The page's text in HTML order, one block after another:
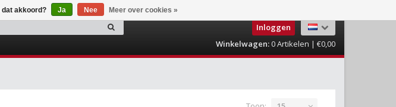
Inloggen
Winkelwagen:0Artikelen | €0,00
dat akkoord? Ja Nee Meer over cookies »